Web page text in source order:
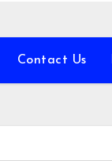
Contact Us